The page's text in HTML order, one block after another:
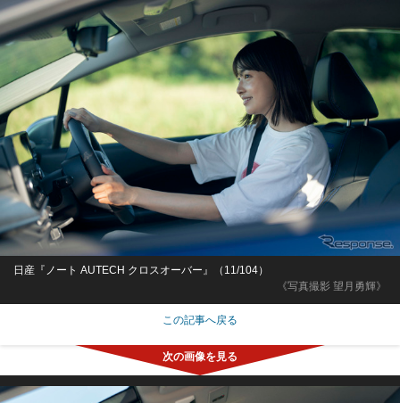
《写真撮影 望月勇輝》
日産『ノート AUTECH クロスオーバー』（11/104）
この記事へ戻る